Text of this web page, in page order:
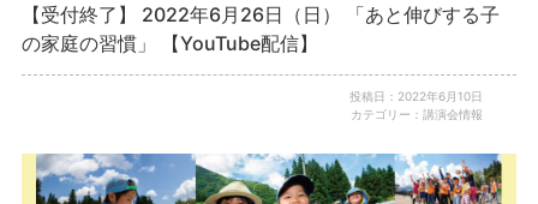
【受付終了】 2022年6月26日（日） 「あと伸びする子
の家庭の習慣」 【YouTube配信】
投稿日：2022年6月10日
カテゴリー：講演会情報